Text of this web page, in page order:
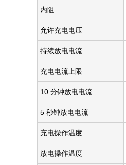
内阻
允许充电电压
持续放电电流
充电电流上限
10 分钟放电电流
5 秒钟放电电流
充电操作温度
放电操作温度